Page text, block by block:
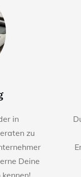
in
zu
Deine